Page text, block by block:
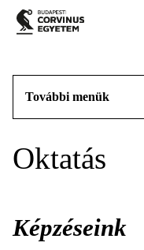
További menük
Oktatás
Képzéseink